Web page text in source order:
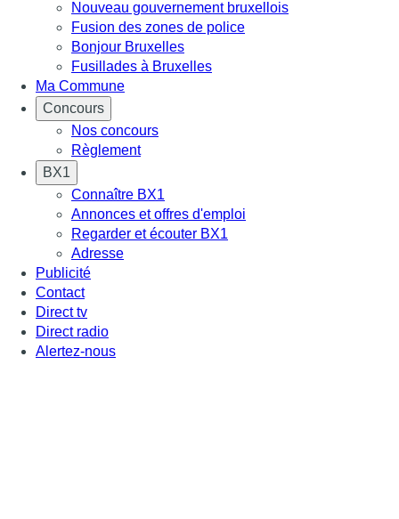
Nouveau gouvernement bruxellois
Fusion des zones de police
Bonjour Bruxelles
Fusillades à Bruxelles
Ma Commune
Concours
Nos concours
Règlement
BX1
Connaître BX1
Annonces et offres d'emploi
Regarder et écouter BX1
Adresse
Publicité
Contact
Direct tv
Direct radio
Alertez-nous